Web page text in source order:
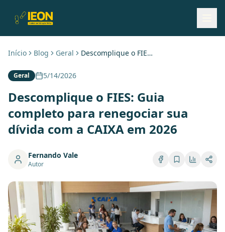
Início Blog Geral Descomplique o FIES: Guia completo para renegociar sua dívida com a CAIXA em 2026
Geral 5/14/2026
Descomplique o FIES: Guia
completo para renegociar sua
dívida com a CAIXA em 2026
Fernando Vale
Autor